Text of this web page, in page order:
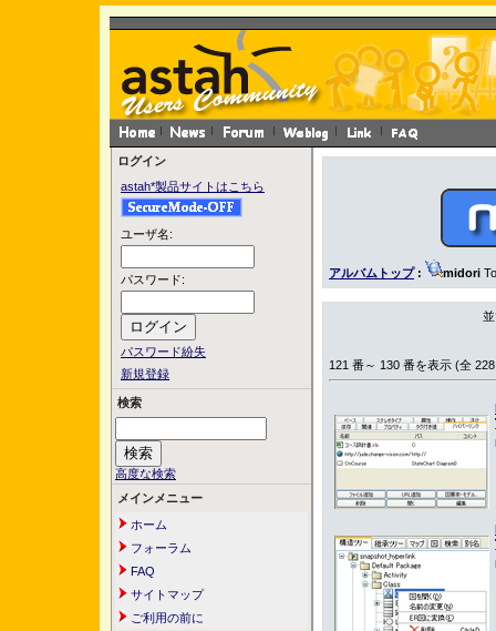
ログイン
astah*製品サイトはこちら
ユーザ名:
パスワード:
パスワード紛失
新規登録
検索
高度な検索
メインメニュー
ホーム
フォーラム
FAQ
サイトマップ
ご利用の前に
アルバムトップ: midori
121 番～ 130 番を表示 (全